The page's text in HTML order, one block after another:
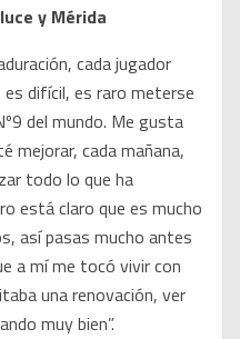
y Mérida
cada jugador
difícil, es raro meterse
del mundo. Me gusta
mejorar, cada mañana,
todo lo que ha
está claro que es mucho
así pasas mucho antes
a mí me tocó vivir con
una renovación, ver
muy bien”.